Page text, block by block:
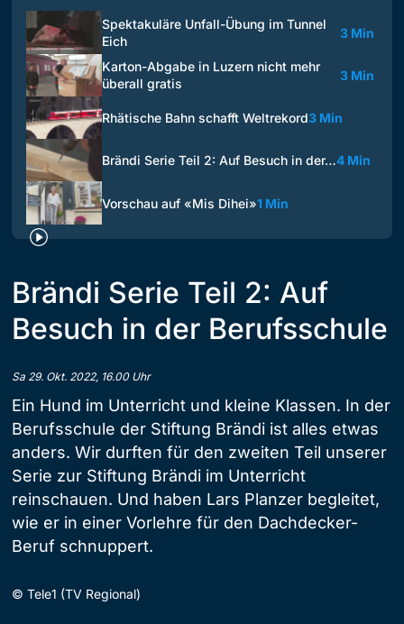
Spektakuläre Unfall-Übung im Tunnel
Eich
3 Min
Karton-Abgabe in Luzern nicht mehr
überall gratis
3 Min
Rhätische Bahn schafft Weltrekord3 Min
Brändi Serie Teil 2: Auf Besuch in der…4 Min
Vorschau auf «Mis Dihei»1 Min
Brändi Serie Teil 2: Auf
Besuch in der Berufsschule
Sa 29. Okt. 2022, 16.00 Uhr
Ein Hund im Unterricht und kleine Klassen. In der
Berufsschule der Stiftung Brändi ist alles etwas
anders. Wir durften für den zweiten Teil unserer
Serie zur Stiftung Brändi im Unterricht
reinschauen. Und haben Lars Planzer begleitet,
wie er in einer Vorlehre für den Dachdecker-
Beruf schnuppert.
© Tele1 (TV Regional)